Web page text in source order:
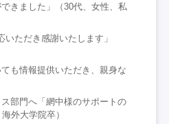
きました」（30代、女性、私
ただき感謝いたします」
も情報提供いただき、親身な
部門へ「網中様のサポートの
外大学院卒）